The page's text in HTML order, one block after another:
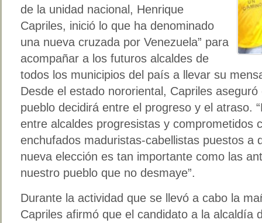
de la unidad nacional, Henrique
Capriles, inició lo que ha denominado
una nueva cruzada por Venezuela” para
acompañar a los futuros alcaldes de
todos los municipios del país a llevar su
Desde el estado nororiental, Capriles
pueblo decidirá entre el progreso y el atraso.
entre alcaldes progresistas y comprometidos
enchufados maduristas-cabellistas puestos a
nueva elección es tan importante como las
nuestro pueblo que no desmaye”.
Durante la actividad que se llevó a cabo la
Capriles afirmó que el candidato a la alcaldía